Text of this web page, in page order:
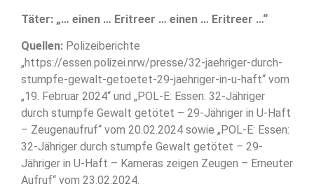
Täter: „… einen … Eritreer … einen … Eritreer …“
Quellen: Polizeiberichte
„https://essen.polizei.nrw/presse/32-jaehriger-durch-
stumpfe-gewalt-getoetet-29-jaehriger-in-u-haft“ vom
„19. Februar 2024“ und „POL-E: Essen: 32-Jähriger
durch stumpfe Gewalt getötet – 29-Jähriger in U-Haft
– Zeugenaufruf“ vom 20.02.2024 sowie „POL-E: Essen:
32-Jähriger durch stumpfe Gewalt getötet – 29-
Jähriger in U-Haft – Kameras zeigen Zeugen – Erneuter
Aufruf“ vom 23.02.2024.